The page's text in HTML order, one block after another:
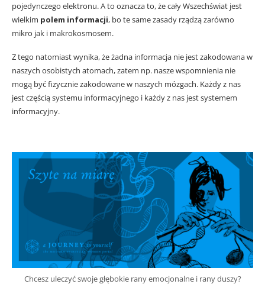
pojedynczego elektronu. A to oznacza to, że cały Wszechświat jest
wielkim polem informacji, bo te same zasady rządzą zarówno
mikro jak i makrokosmosem.
Z tego natomiast wynika, że żadna informacja nie jest zakodowana w
naszych osobistych atomach, zatem np. nasze wspomnienia nie
mogą być fizycznie zakodowane w naszych mózgach. Każdy z nas
jest częścią systemu informacyjnego i każdy z nas jest systemem
informacyjny.
Chcesz uleczyć swoje głębokie rany emocjonalne i rany duszy?